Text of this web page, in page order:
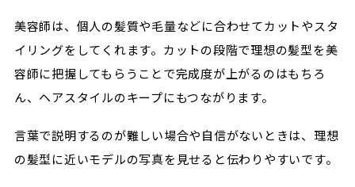
美容師は、個人の髪質や毛量などに合わせてカットやスタ
イリングをしてくれます。カットの段階で理想の髪型を美
容師に把握してもらうことで完成度が上がるのはもちろ
ん、ヘアスタイルのキープにもつながります。
言葉で説明するのが難しい場合や自信がないときは、理想
の髪型に近いモデルの写真を見せると伝わりやすいです。